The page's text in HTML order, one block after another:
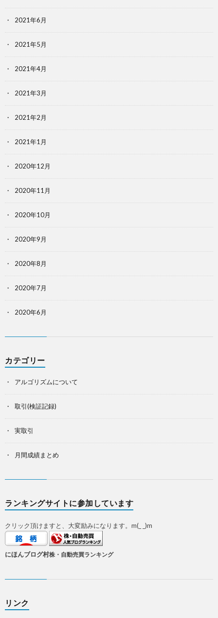
2021年6月
2021年5月
2021年4月
2021年3月
2021年2月
2021年1月
2020年12月
2020年11月
2020年10月
2020年9月
2020年8月
2020年7月
2020年6月
カテゴリー
アルゴリズムについて
取引(検証記録)
実取引
月間成績まとめ
ランキングサイトに参加しています
クリック頂けますと、大変励みになります。m(_ _)m
にほんブログ村株・自動売買ランキング
リンク